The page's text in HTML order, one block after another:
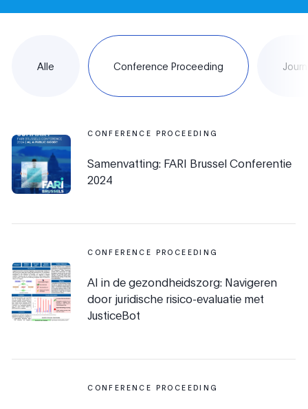
Alle Conference Proceeding
CONFERENCE PROCEEDING
Samenvatting: FARI Brussel Conferentie
2024
CONFERENCE PROCEEDING
AI in de gezondheidszorg: Navigeren
door juridische risico-evaluatie met
JusticeBot
CONFERENCE PROCEEDING